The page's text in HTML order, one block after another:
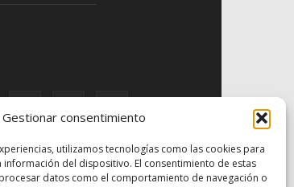
Gestionar consentimiento
utilizamos tecnologías como las cookies para
información del dispositivo. El consentimiento de estas
datos como el comportamiento de navegación o